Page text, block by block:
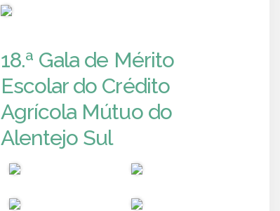
18.ª Gala de Mérito
Escolar do Crédito
Agrícola Mútuo do
Alentejo Sul